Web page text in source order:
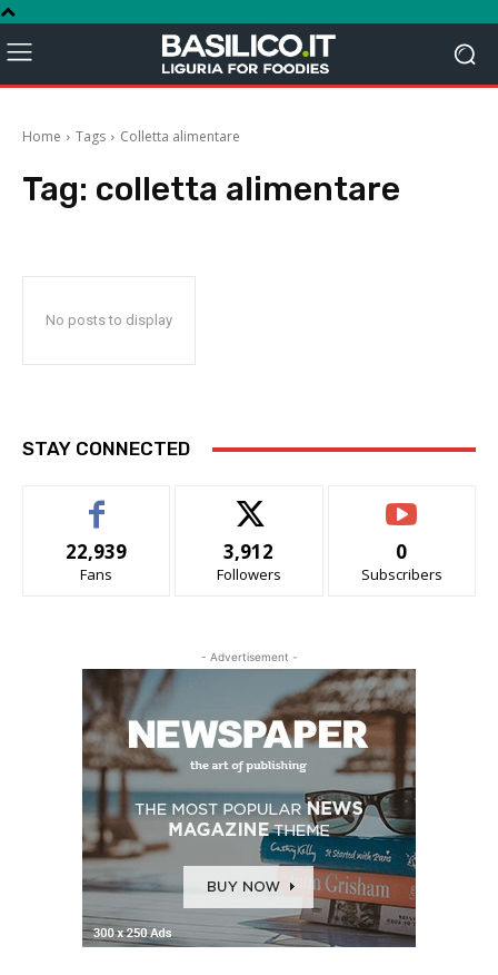
Home Tags Colletta alimentare
Tag: colletta alimentare
No posts to display
STAY CONNECTED
22,939
Fans
3,912
Followers
0
Subscribers
- Advertisement -